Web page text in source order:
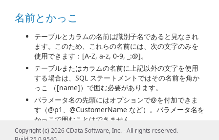
名前とかっこ
テーブルとカラムの名前は識別子名であると見なされ
ます。このため、これらの名前には、次の文字のみを
使用できます：[A-Z, a-z, 0-9, _:@]。
テーブルまたはカラムの名前に上記以外の文字を使用
する場合は、SQL ステートメントではその名前を角か
っこ （[name]）で囲む必要があります。
パラメータ名の先頭にはオプションで@を付加できま
す（@p1、@CustomerName など）。パラメータ名を
かっこで囲むことはできません。
文字列は、一重引用符で囲む必要があります（'John
Copyright (c) 2026 CData Software, Inc. - All rights reserved.